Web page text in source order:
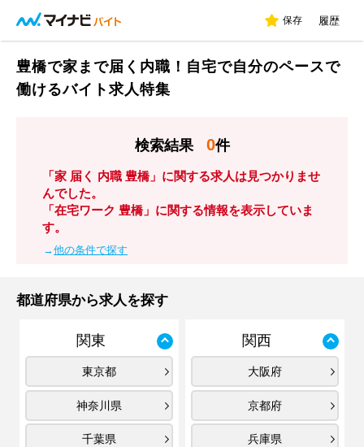
保存 履歴
豊橋で家まで届く内職！自宅で自分のペースで
働けるバイト求人特集
検索結果 0件
「家 届く 内職 豊橋」に関する求人は見つかりませ
んでした。
「在宅ワーク 豊橋」に関する情報を表示していま
す。
→他の条件で探す
都道府県から求人を探す
関東
東京都
神奈川県
千葉県
関西
大阪府
京都府
兵庫県